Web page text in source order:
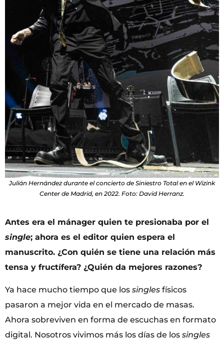
Julián Hernández durante el concierto de Siniestro Total en el Wizink
Center de Madrid, en 2022. Foto: David Herranz.
Antes era el mánager quien te presionaba por el
single; ahora es el editor quien espera el
manuscrito. ¿Con quién se tiene una relación más
tensa y fructífera? ¿Quién da mejores razones?
Ya hace mucho tiempo que los singles físicos
pasaron a mejor vida en el mercado de masas.
Ahora sobreviven en forma de escuchas en formato
digital. Nosotros vivimos más los días de los singles